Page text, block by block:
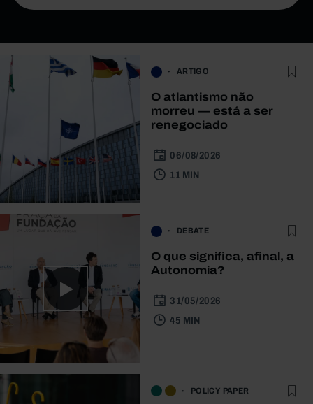
ARTIGO
O atlantismo não
morreu — está a ser
renegociado
06/08/2026
11 MIN
DEBATE
O que significa, afinal, a
Autonomia?
31/05/2026
45 MIN
POLICY PAPER